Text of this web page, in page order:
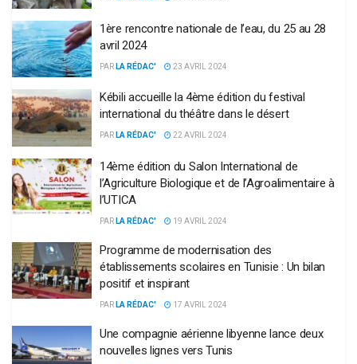
1ère rencontre nationale de l’eau, du 25 au 28
avril 2024
PAR LA RÉDAC' 23 AVRIL 2024
Kébili accueille la 4ème édition du festival
international du théâtre dans le désert
PAR LA RÉDAC' 22 AVRIL 2024
14ème édition du Salon International de
l’Agriculture Biologique et de l’Agroalimentaire à
l’UTICA
PAR LA RÉDAC' 19 AVRIL 2024
Programme de modernisation des
établissements scolaires en Tunisie : Un bilan
positif et inspirant
PAR LA RÉDAC' 17 AVRIL 2024
Une compagnie aérienne libyenne lance deux
nouvelles lignes vers Tunis